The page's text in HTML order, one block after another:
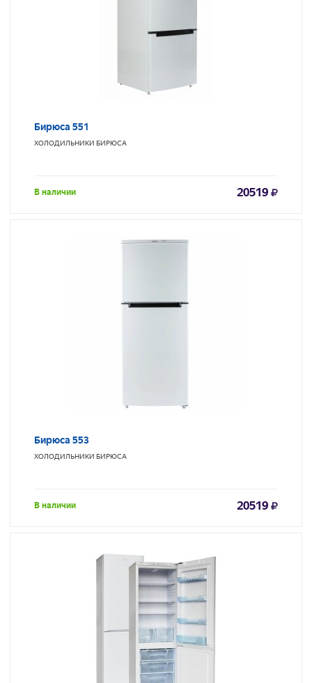
Бирюса 551
ХОЛОДИЛЬНИКИ БИРЮСА
В наличии 20519
Бирюса 553
ХОЛОДИЛЬНИКИ БИРЮСА
В наличии 20519